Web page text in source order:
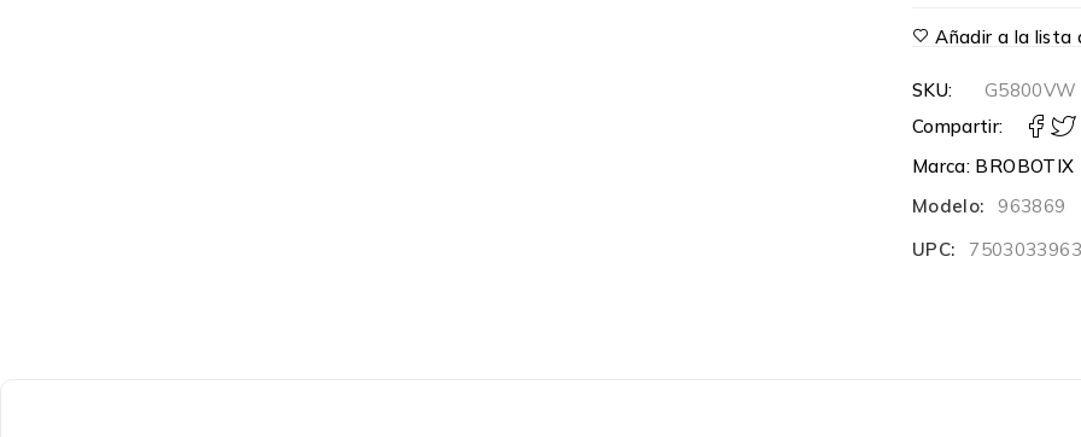
Añadir a la lista
SKU:
G5800VW
Compartir:
Marca: BROBOTIX
Modelo:
963869
UPC: